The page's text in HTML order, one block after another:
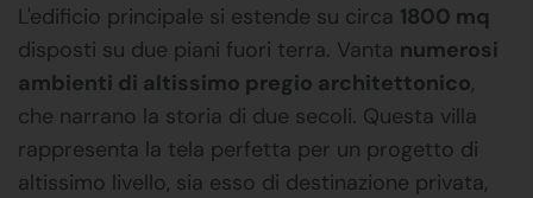
L'edificio principale si estende su circa 1800 mq
disposti su due piani fuori terra. Vanta numerosi
ambienti di altissimo pregio architettonico,
che narrano la storia di due secoli. Questa villa
rappresenta la tela perfetta per un progetto di
altissimo livello, sia esso di destinazione privata,